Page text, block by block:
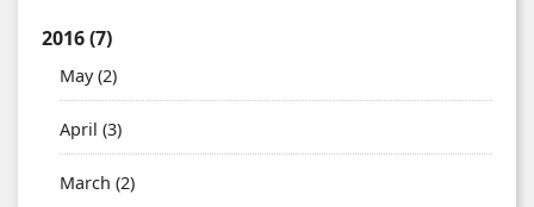
2016(7)
May(2)
April (3)
March (2)